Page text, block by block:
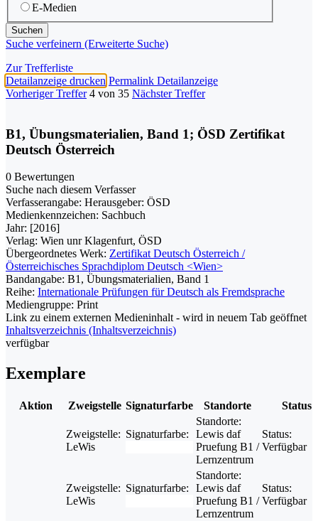
E-Medien
Suche verfeinern (Erweiterte Suche)
Zur Trefferliste
Detailanzeige drucken Permalink Detailanzeige
Vorheriger Treffer 4 von 35 Nächster Treffer
B1, Übungsmaterialien, Band 1; ÖSD Zertifikat
Deutsch Österreich
0 Bewertungen
Suche nach diesem Verfasser
Verfasserangabe: Herausgeber: ÖSD
Medienkennzeichen: Sachbuch
Jahr: [2016]
Verlag: Wien unr Klagenfurt, ÖSD
Übergeordnetes Werk: Zertifikat Deutsch Österreich /
Österreichisches Sprachdiplom Deutsch <Wien>
Bandangabe: B1, Übungsmaterialien, Band 1
Reihe: Internationale Prüfungen für Deutsch als Fremdsprache
Mediengruppe: Print
Link zu einem externen Medieninhalt - wird in neuem Tab geöffnet
Inhaltsverzeichnis (Inhaltsverzeichnis)
verfügbar
Exemplare
Aktion Zweigstelle Signaturfarbe Standorte Status
Zweigstelle:
LeWis
Signaturfarbe:
Standorte:
Lewis daf
Pruefung B1 /
Lernzentrum
Status:
Verfügbar
Zweigstelle:
LeWis
Signaturfarbe:
Standorte:
Lewis daf
Pruefung B1 /
Lernzentrum
Status:
Verfügbar